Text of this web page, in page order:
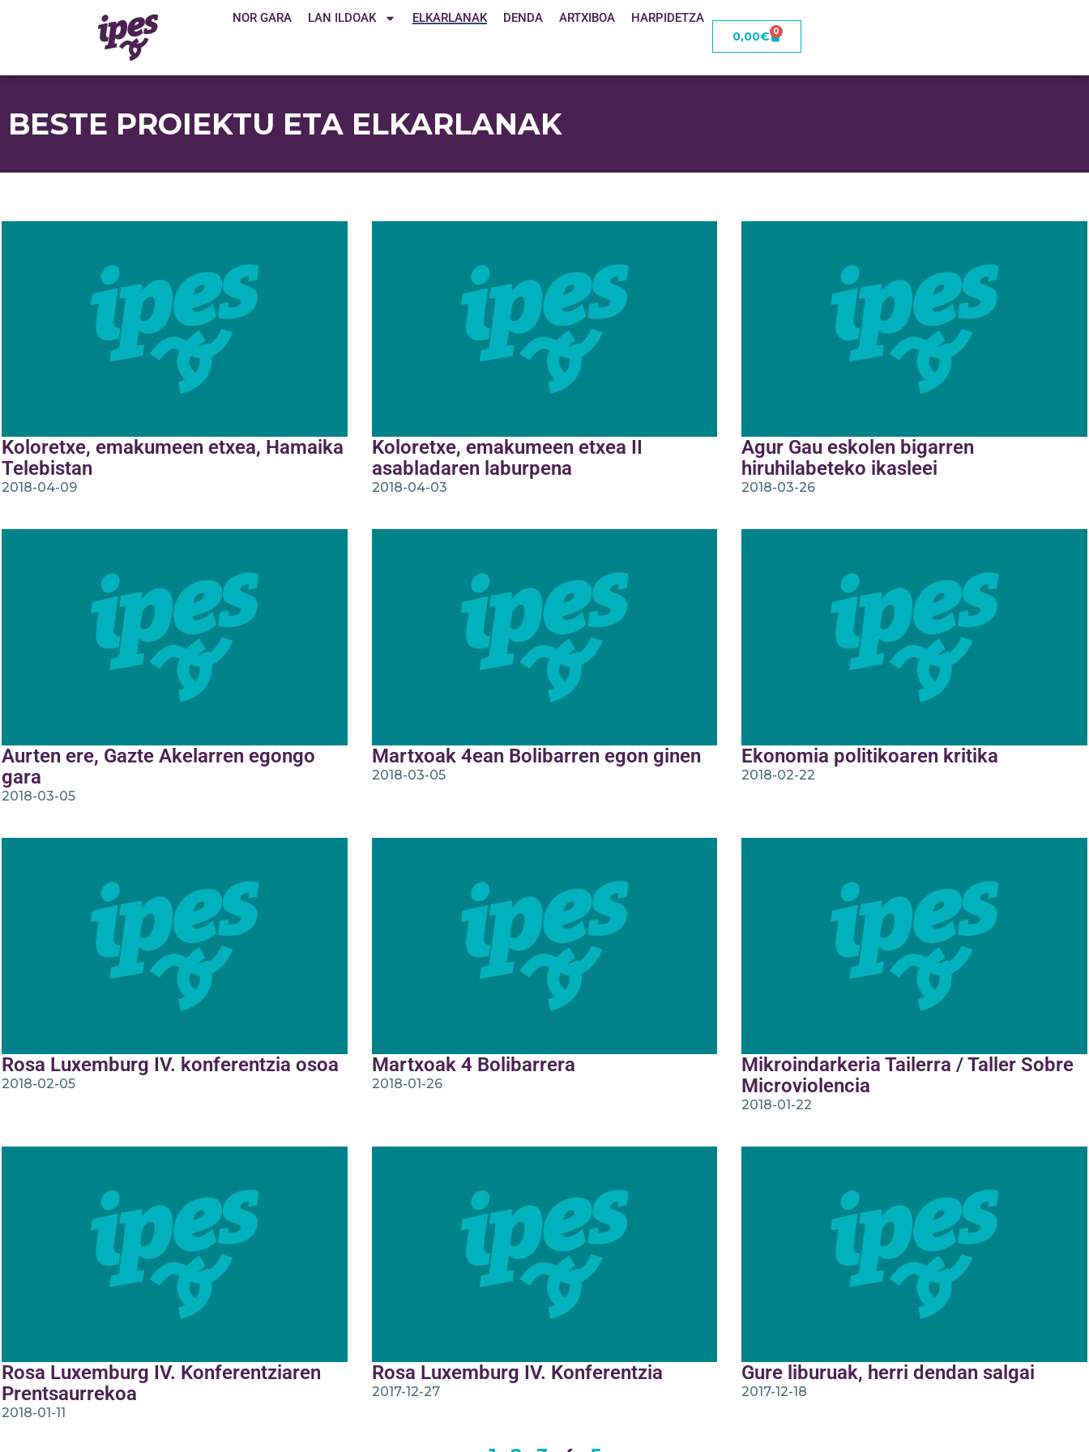
NOR GARA LAN ILDOAK ELKARLANAK DENDA ARTXIBOA
HARPIDETZA
0,00€ 0
BESTE PROIEKTU ETA ELKARLANAK
Koloretxe, emakumeen etxea, Hamaika
Telebistan
2018-04-09
Koloretxe, emakumeen etxea II
asabladaren laburpena
2018-04-03
Agur Gau eskolen bigarren
hiruhilabeteko ikasleei
2018-03-26
Aurten ere, Gazte Akelarren egongo
gara
2018-03-05
Martxoak 4ean Bolibarren egon ginen
2018-03-05
Ekonomia politikoaren kritika
2018-02-22
Rosa Luxemburg IV. konferentzia osoa
2018-02-05
Martxoak 4 Bolibarrera
2018-01-26
Mikroindarkeria Tailerra / Taller Sobre
Microviolencia
2018-01-22
Rosa Luxemburg IV. Konferentziaren
Prentsaurrekoa
2018-01-11
Rosa Luxemburg IV. Konferentzia
2017-12-27
Gure liburuak, herri dendan salgai
2017-12-18